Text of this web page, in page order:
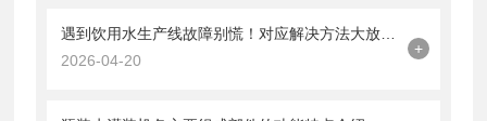
2026-04-20
+